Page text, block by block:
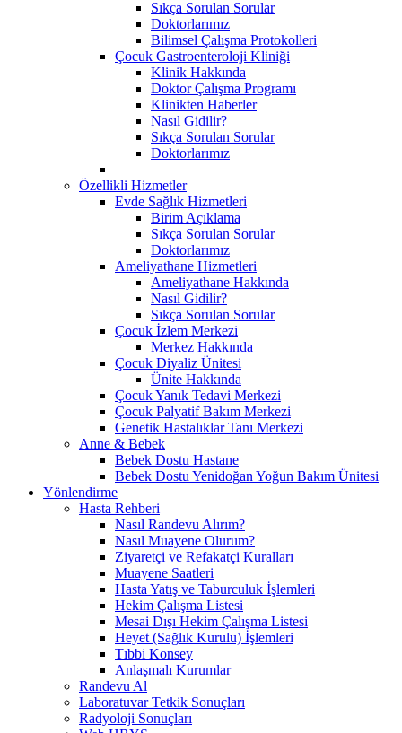
Sıkça Sorulan Sorular
Doktorlarımız
Bilimsel Çalışma Protokolleri
Çocuk Gastroenteroloji Kliniği
Klinik Hakkında
Doktor Çalışma Programı
Klinikten Haberler
Nasıl Gidilir?
Sıkça Sorulan Sorular
Doktorlarımız
Özellikli Hizmetler
Evde Sağlık Hizmetleri
Birim Açıklama
Sıkça Sorulan Sorular
Doktorlarımız
Ameliyathane Hizmetleri
Ameliyathane Hakkında
Nasıl Gidilir?
Sıkça Sorulan Sorular
Çocuk İzlem Merkezi
Merkez Hakkında
Çocuk Diyaliz Ünitesi
Ünite Hakkında
Çocuk Yanık Tedavi Merkezi
Çocuk Palyatif Bakım Merkezi
Genetik Hastalıklar Tanı Merkezi
Anne & Bebek
Bebek Dostu Hastane
Bebek Dostu Yenidoğan Yoğun Bakım Ünitesi
Yönlendirme
Hasta Rehberi
Nasıl Randevu Alırım?
Nasıl Muayene Olurum?
Ziyaretçi ve Refakatçi Kuralları
Muayene Saatleri
Hasta Yatış ve Taburculuk İşlemleri
Hekim Çalışma Listesi
Mesai Dışı Hekim Çalışma Listesi
Heyet (Sağlık Kurulu) İşlemleri
Tıbbi Konsey
Anlaşmalı Kurumlar
Randevu Al
Laboratuvar Tetkik Sonuçları
Radyoloji Sonuçları